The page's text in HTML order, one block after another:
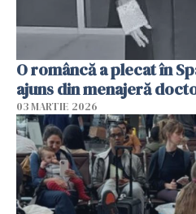
O româncă a plecat în
ajuns din menajeră
03 MARTIE 2026